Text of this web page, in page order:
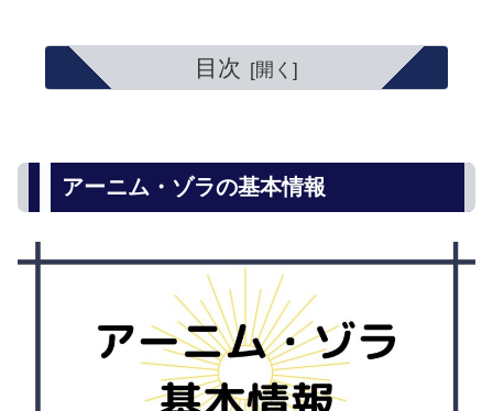
目次
アーニム・ゾラの基本情報